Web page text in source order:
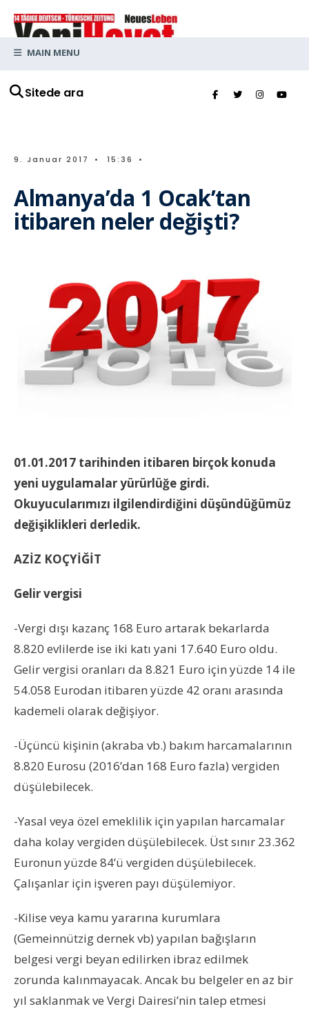
Sitede ara
MAIN MENU
9. Januar 2017 • 15:36 •
Almanya’da 1 Ocak’tan
itibaren neler değişti?
01.01.2017 tarihinden itibaren birçok konuda
yeni uygulamalar yürürlüğe girdi.
Okuyucularımızı ilgilendirdiğini düşündüğümüz
değişiklikleri derledik.
AZİZ KOÇYİĞİT
Gelir vergisi
-Vergi dışı kazanç 168 Euro artarak bekarlarda
8.820 evlilerde ise iki katı yani 17.640 Euro oldu.
Gelir vergisi oranları da 8.821 Euro için yüzde 14 ile
54.058 Eurodan itibaren yüzde 42 oranı arasında
kademeli olarak değişiyor.
-Üçüncü kişinin (akraba vb.) bakım harcamalarının
8.820 Eurosu (2016’dan 168 Euro fazla) vergiden
düşülebilecek.
-Yasal veya özel emeklilik için yapılan harcamalar
daha kolay vergiden düşülebilecek. Üst sınır 23.362
Euronun yüzde 84’ü vergiden düşülebilecek.
Çalışanlar için işveren payı düşülemiyor.
-Kilise veya kamu yararına kurumlara
(Gemeinnützig dernek vb) yapılan bağışların
belgesi vergi beyan edilirken ibraz edilmek
zorunda kalınmayacak. Ancak bu belgeler en az bir
yıl saklanmak ve Vergi Dairesi’nin talep etmesi